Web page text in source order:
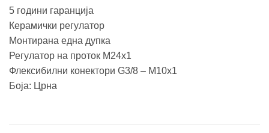
5 години гаранција
Керамички регулатор
Монтирана една дупка
Регулатор на проток M24x1
Флексибилни конектори G3/8 – M10x1
Боја: Црна